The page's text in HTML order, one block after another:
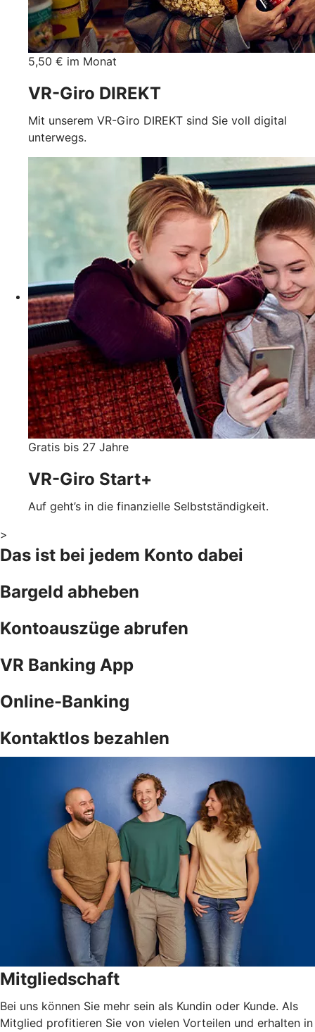
5,50 € im Monat
VR-Giro DIREKT
Mit unserem VR-Giro DIREKT sind Sie voll digital
unterwegs.
Gratis bis 27 Jahre
VR-Giro Start+
Auf geht’s in die finanzielle Selbstständigkeit.
>
Das ist bei jedem Konto dabei
Bargeld abheben
Kontoauszüge abrufen
VR Banking App
Online-Banking
Kontaktlos bezahlen
Mitgliedschaft
Bei uns können Sie mehr sein als Kundin oder Kunde. Als
Mitglied profitieren Sie von vielen Vorteilen und erhalten in